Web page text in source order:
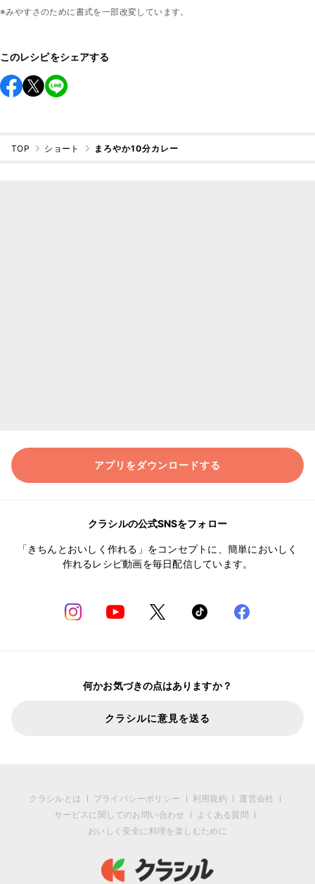
※みやすさのために書式を一部改変しています。
このレシピをシェアする
TOP ショート まろやか10分カレー
アプリをダウンロードする
クラシルの公式SNSをフォロー
「きちんとおいしく作れる」をコンセプトに、簡単においしく
作れるレシピ動画を毎日配信しています。
何かお気づきの点はありますか？
クラシルに意見を送る
クラシルとは プライバシーポリシー 利用規約
運営会社
サービスに関してのお問い合わせ
よくある質問
おいしく安全に料理を楽しむために